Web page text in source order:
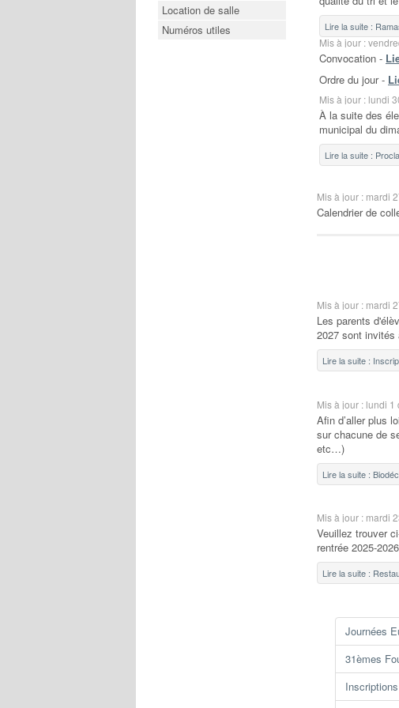
Location de salle
Numéros utiles
Lire la suite :
Mis à jour :
Convocation -
Ordre du jour -
Mis à jour : lundi
À la suite des
municipal du
Lire la suite :
Mis à jour : mardi
Calendrier de
Mis à jour : mardi
Les parents
2027 sont invités
Lire la suite :
Mis à jour : lundi 1
Afin d’aller plus
sur chacune de
etc…)
Lire la suite :
Mis à jour : mardi
Veuillez trouver
rentrée 2025-
Lire la suite :
Journées
31èmes